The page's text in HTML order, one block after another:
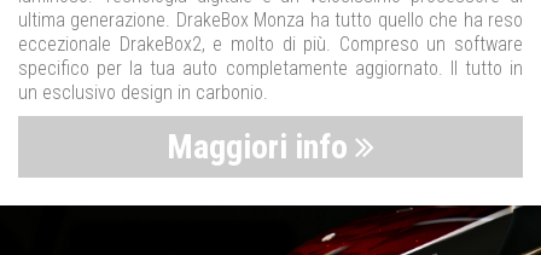
ultima generazione. DrakeBox Monza ha tutto quello che ha reso
eccezionale DrakeBox2, e molto di più. Compreso un software
specifico per la tua auto completamente aggiornato. Il tutto in
un esclusivo design in carbonio.
Maggiori info